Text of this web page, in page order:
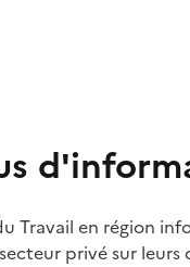
Travail en région
privé sur